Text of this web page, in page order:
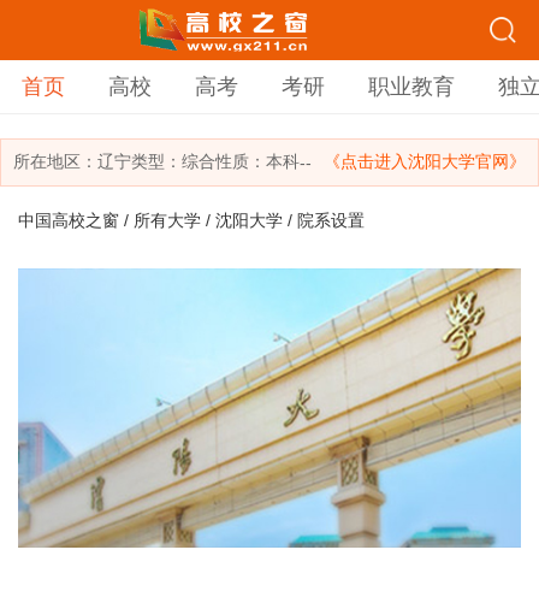
首页 高校 高考 考研 职业教育 独
所在地区： 辽宁类型： 综合性质：本科-- 《点击进入沈阳大学官网》
中国高校之窗 / 所有大学 / 沈阳大学 / 院系设置